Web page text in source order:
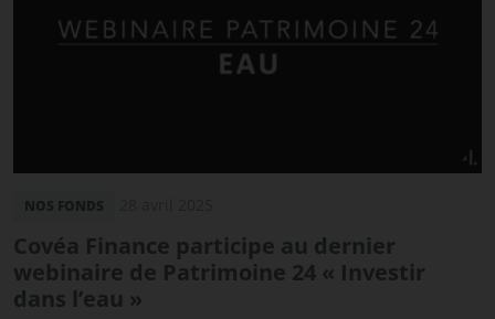
NOS FONDS
Covéa Finance participe au dernier
webinaire de Patrimoine 24 « Investir
dans l’eau »